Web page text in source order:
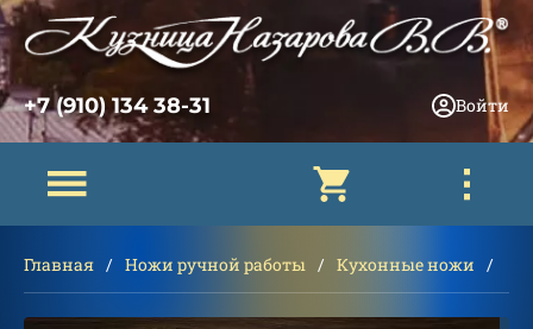
+7 (910) 134 38-31 Войти
Главная Ножи ручной работы Кухонные ножи